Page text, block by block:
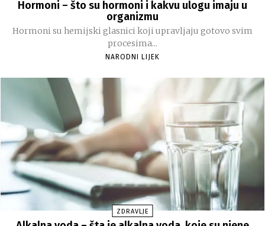
Hormoni – što su hormoni i kakvu ulogu imaju u
organizmu
Hormoni su hemijski glasnici koji upravljaju gotovo svim
procesima...
NARODNI LIJEK
ZDRAVLJE